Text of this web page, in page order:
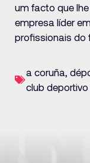
um facto que
empresa líder
profissionais do
a coruña,
club